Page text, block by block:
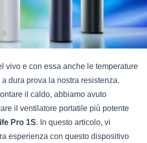
vivo e con essa anche le temperature
dura prova la nostra resistenza.
il caldo, abbiamo avuto
il ventilatore portatile più potente
Pro 1S. In questo articolo, vi
esperienza con questo dispositivo